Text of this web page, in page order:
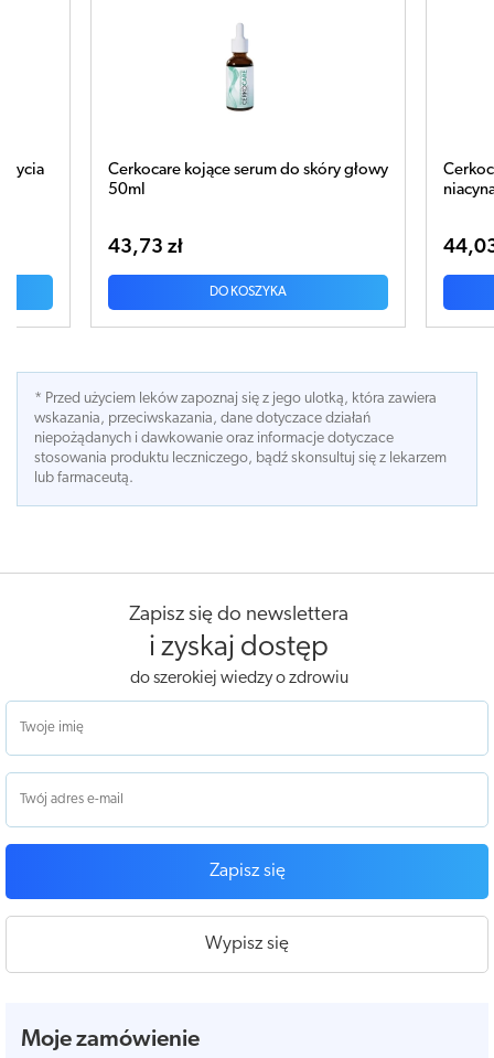
Cerkocare kojące serum do skóry głowy
43,73 zł
DO KOSZYKA
Cerkocare
niacynamidem
44,03 zł
* Przed użyciem leków zapoznaj się z jego ulotką, która zawiera
wskazania, przeciwskazania, dane dotyczace działań
niepożądanych i dawkowanie oraz informacje dotyczace
stosowania produktu leczniczego, bądź skonsultuj się z lekarzem
lub farmaceutą.
Zapisz się do newslettera
i zyskaj dostęp
do szerokiej wiedzy o zdrowiu
Zapisz się
Wypisz się
Moje zamówienie